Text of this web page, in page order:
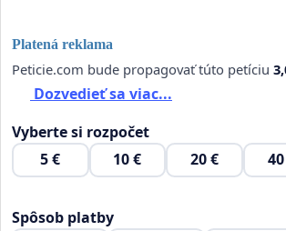
Platená reklama
Peticie.com bude propagovať túto petíciu
Dozvedieť sa viac...
Vyberte si rozpočet
5 €
10 € 20 €
Spôsob platby